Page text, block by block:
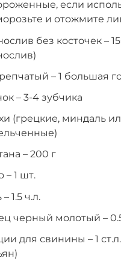
если
и отожмите
без косточек –
– 1 большая
– 3-4 зубчика
(грецкие, миндаль
– 200 г
– 1 шт.
1.5 ч.л.
черный молотый –
для свинины – 1